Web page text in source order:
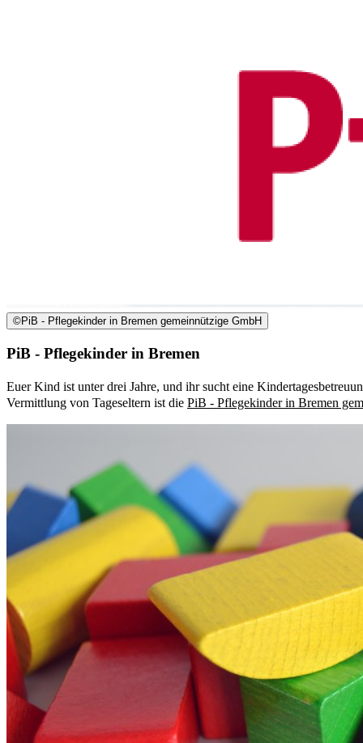
©PiB - Pflegekinder in Bremen gemeinnützige GmbH
PiB - Pflegekinder in Bremen
Euer Kind ist unter drei Jahre, und ihr sucht eine
Vermittlung von Tageseltern ist die PiB - Pflegekinder in Bremen